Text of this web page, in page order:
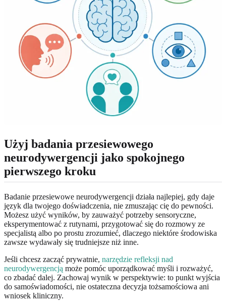
Użyj badania przesiewowego
neurodywergencji jako spokojnego
pierwszego kroku
Badanie przesiewowe neurodywergencji działa najlepiej, gdy daje
język dla twojego doświadczenia, nie zmuszając cię do pewności.
Możesz użyć wyników, by zauważyć potrzeby sensoryczne,
eksperymentować z rutynami, przygotować się do rozmowy ze
specjalistą albo po prostu zrozumieć, dlaczego niektóre środowiska
zawsze wydawały się trudniejsze niż inne.
Jeśli chcesz zacząć prywatnie, narzędzie refleksji nad
neurodywergencją może pomóc uporządkować myśli i rozważyć,
co zbadać dalej. Zachowaj wynik w perspektywie: to punkt wyjścia
do samoświadomości, nie ostateczna decyzja tożsamościowa ani
wniosek kliniczny.